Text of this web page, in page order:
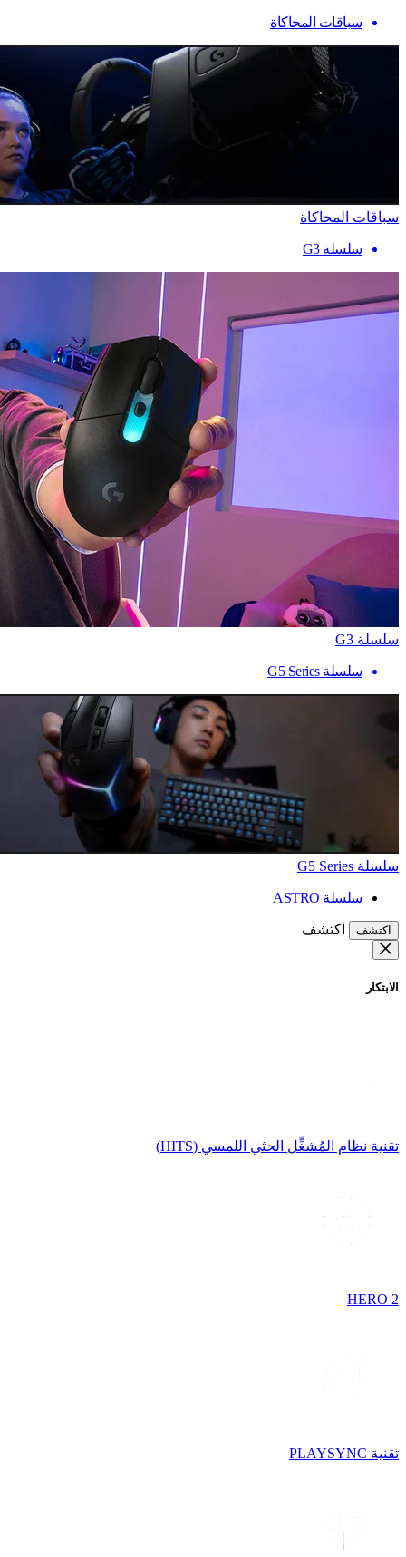
سباقات المحاكاة
سباقات المحاكاة
سلسلة G3
سلسلة G3
سلسلة G5 Series
سلسلة G5 Series
سلسلة ASTRO
اكتشف اكتشف
الابتكار
تقنية نظام المُشغِّل الحثي اللمسي (HITS)
HERO 2
تقنية PLAYSYNC